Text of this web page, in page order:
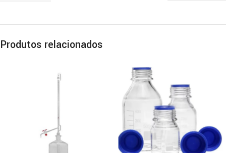
Produtos relacionados